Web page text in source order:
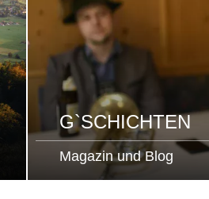
G`SCHICHTEN
Magazin und Blog